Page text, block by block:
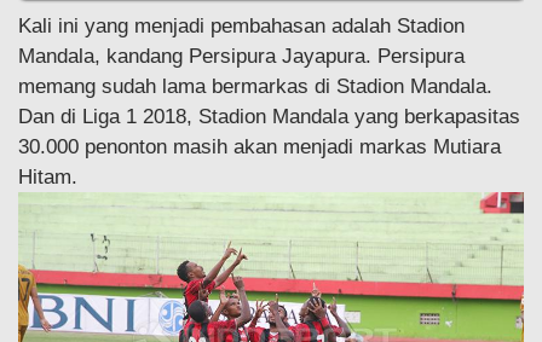
Kali ini yang menjadi pembahasan adalah Stadion
Mandala, kandang Persipura Jayapura. Persipura
memang sudah lama bermarkas di Stadion Mandala.
Dan di Liga 1 2018, Stadion Mandala yang berkapasitas
30.000 penonton masih akan menjadi markas Mutiara
Hitam.